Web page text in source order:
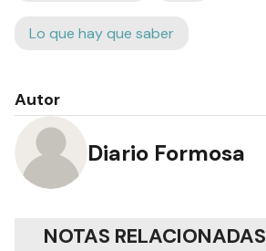
Lo que hay que saber
Autor
Diario Formosa
NOTAS RELACIONADAS